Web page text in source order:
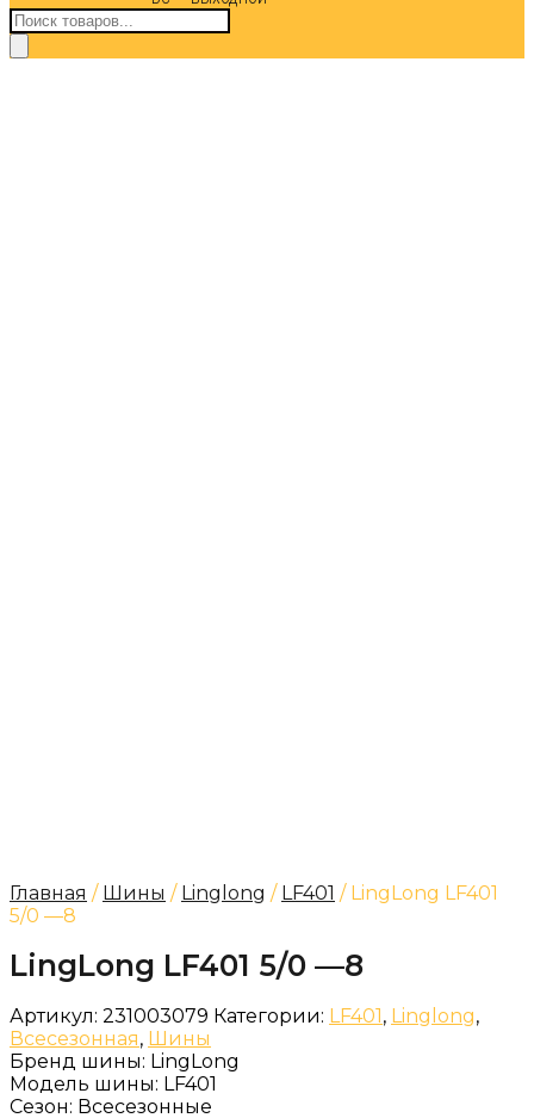
Поиск
товаров
Главная / Шины / Linglong / LF401 / LingLong LF401
5/0 —8
LingLong LF401 5/0 —8
Артикул: 231003079 Категории: LF401, Linglong,
Всесезонная, Шины
Бренд шины: LingLong
Модель шины: LF401
Сезон: Всесезонные